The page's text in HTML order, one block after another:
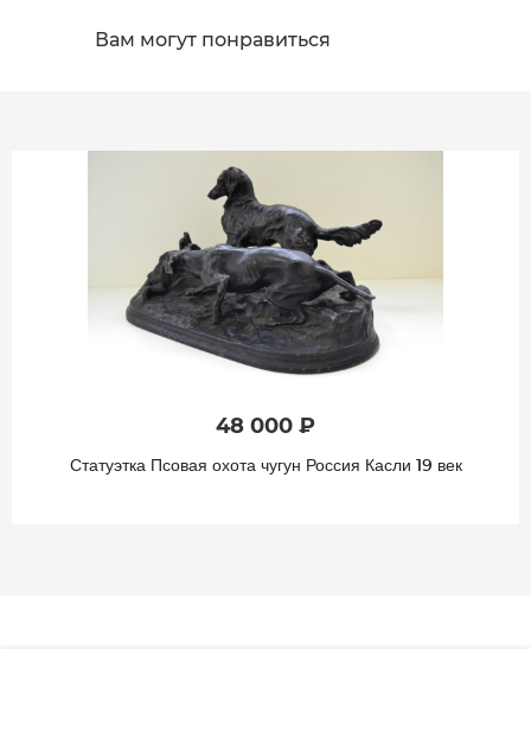
Вам могут понравиться
48 000 ₽
Статуэтка Псовая охота чугун Россия Касли 19 век